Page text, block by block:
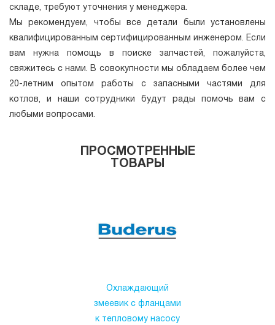
складе, требуют уточнения у менеджера.
Мы рекомендуем, чтобы все детали были установлены
квалифицированным сертифицированным инженером. Если
вам нужна помощь в поиске запчастей, пожалуйста,
свяжитесь с нами. В совокупности мы обладаем более чем
20-летним опытом работы с запасными частями для
котлов, и наши сотрудники будут рады помочь вам с
любыми вопросами.
ПРОСМОТРЕННЫЕ
ТОВАРЫ
Охлаждающий
змеевик с фланцами
к тепловому насосу